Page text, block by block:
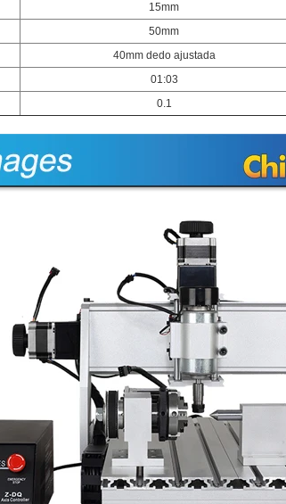
15mm
50mm
40mm dedo ajustada
01:03
0.1